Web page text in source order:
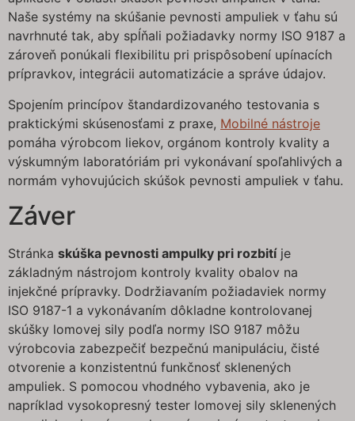
Naše systémy na skúšanie pevnosti ampuliek v ťahu sú
navrhnuté tak, aby spĺňali požiadavky normy ISO 9187 a
zároveň ponúkali flexibilitu pri prispôsobení upínacích
prípravkov, integrácii automatizácie a správe údajov.
Spojením princípov štandardizovaného testovania s
praktickými skúsenosťami z praxe, Mobilné nástroje
pomáha výrobcom liekov, orgánom kontroly kvality a
výskumným laboratóriám pri vykonávaní spoľahlivých a
normám vyhovujúcich skúšok pevnosti ampuliek v ťahu.
Záver
Stránka skúška pevnosti ampulky pri rozbitíje
základným nástrojom kontroly kvality obalov na
injekčné prípravky. Dodržiavaním požiadaviek normy
ISO 9187-1 a vykonávaním dôkladne kontrolovanej
skúšky lomovej sily podľa normy ISO 9187 môžu
výrobcovia zabezpečiť bezpečnú manipuláciu, čisté
otvorenie a konzistentnú funkčnosť sklenených
ampuliek. S pomocou vhodného vybavenia, ako je
napríklad vysokopresný tester lomovej sily sklenených